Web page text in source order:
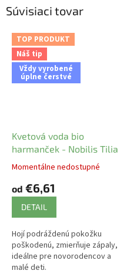
Súvisiaci tovar
TOP PRODUKT
Náš tip
Vždy vyrobené
úplne čerstvé
Kvetová voda bio
harmanček - Nobilis Tilia
Momentálne nedostupné
od €6,61
DETAIL
Hojí podráždenú pokožku
poškodenú, zmierňuje zápaly,
ideálne pre novorodencov a
malé deti.